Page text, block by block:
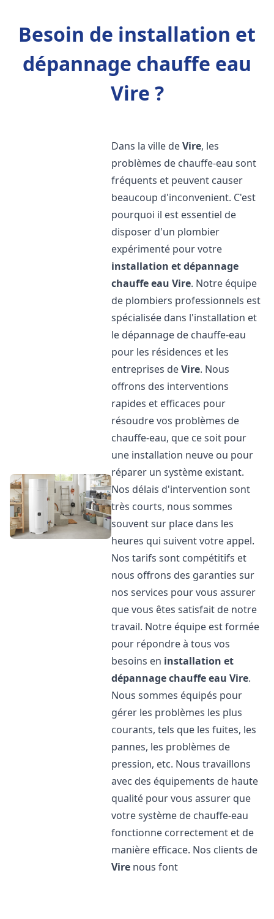
Besoin de installation et
dépannage chauffe eau
Vire ?
Dans la ville deVire, les
problèmes de chauffe-eau sont
fréquents et peuvent causer
beaucoup d'inconvenient. C'est
pourquoi il est essentiel de
disposer d'un plombier
expérimenté pour votre
installation et dépannage
chauffe eau Vire. Notre équipe
de plombiers professionnels est
spécialisée dans l'installation et
le dépannage de chauffe-eau
pour les résidences et les
entreprises deVire. Nous
offrons des interventions
rapides et efficaces pour
résoudre vos problèmes de
chauffe-eau, que ce soit pour
une installation neuve ou pour
réparer un système existant.
Nos délais d'intervention sont
très courts, nous sommes
souvent sur place dans les
heures qui suivent votre appel.
Nos tarifs sont compétitifs et
nous offrons des garanties sur
nos services pour vous assurer
que vous êtes satisfait de notre
travail. Notre équipe est formée
pour répondre à tous vos
besoins en installation et
dépannage chauffe eau Vire.
Nous sommes équipés pour
gérer les problèmes les plus
courants, tels que les fuites, les
pannes, les problèmes de
pression, etc. Nous travaillons
avec des équipements de haute
qualité pour vous assurer que
votre système de chauffe-eau
fonctionne correctement et de
manière efficace. Nos clients de
Vire nous font